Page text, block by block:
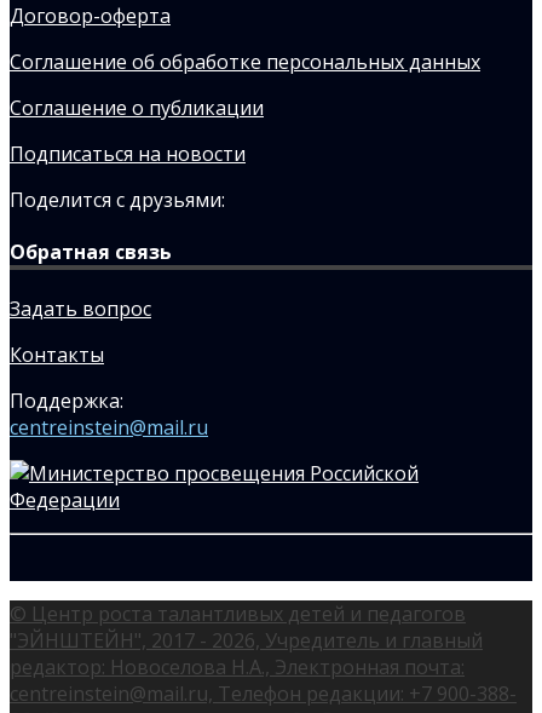
Договор-оферта
Соглашение об обработке персональных данных
Соглашение о публикации
Подписаться на новости
Поделится с друзьями:
Обратная связь
Задать вопрос
Контакты
Поддержка:
centreinstein@mail.ru
© Центр роста талантливых детей и педагогов
"ЭЙНШТЕЙН", 2017 - 2026, Учредитель и главный
редактор: Новоселова Н.А., Электронная почта:
centreinstein@mail.ru, Телефон редакции: +7 900-388-